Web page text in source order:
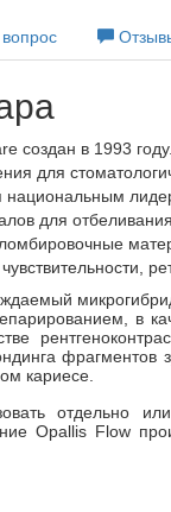
создан в 1993
для
национальным
для
в
кариесе.
отдельно
Opallis Flow